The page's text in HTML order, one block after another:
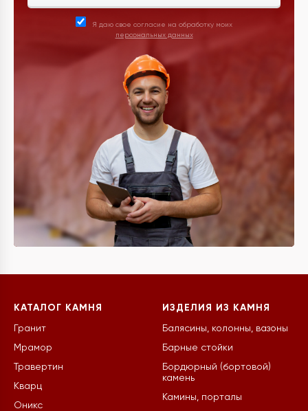
Я даю свое согласие на обработку моих
персональных данных
КАТАЛОГ КАМНЯ
Гранит
Мрамор
Травертин
Кварц
Оникс
ИЗДЕЛИЯ ИЗ КАМНЯ
Балясины, колонны, вазоны
Барные стойки
Бордюрный (бортовой)
камень
Камины, порталы